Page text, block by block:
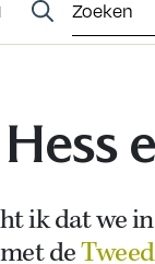
ik dat we
de